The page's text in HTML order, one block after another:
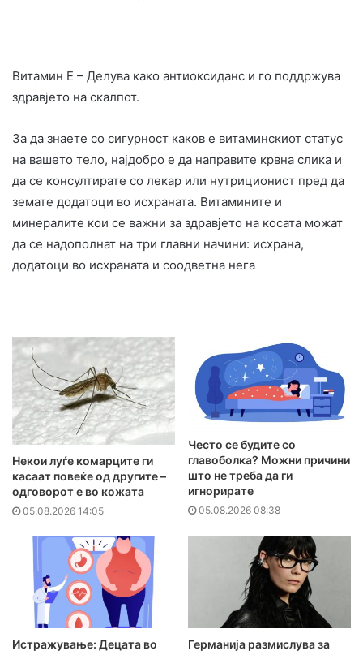
Витамин Е – Делува како антиоксиданс и го поддржува
здравјето на скалпот.
За да знаете со сигурност каков е витаминскиот статус
на вашето тело, најдобро е да направите крвна слика и
да се консултирате со лекар или нутриционист пред да
земате додатоци во исхраната. Витамините и
минералите кои се важни за здравјето на косата можат
да се надополнат на три главни начини: исхрана,
додатоци во исхраната и соодветна нега
Hекои луѓе комарците ги
касаат повеќе од другите –
одговорот е во кожата
05.08.2026 14:05
Често се будите со
главоболка? Можни причини
што не треба да ги
игнорирате
05.08.2026 08:38
Истражување: Децата во
Германија размислува за